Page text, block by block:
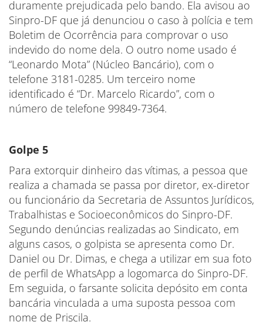
duramente prejudicada pelo bando. Ela avisou ao
Sinpro-DF que já denunciou o caso à polícia e tem
Boletim de Ocorrência para comprovar o uso
indevido do nome dela. O outro nome usado é
“Leonardo Mota” (Núcleo Bancário), com o
telefone 3181-0285. Um terceiro nome
identificado é “Dr. Marcelo Ricardo”, com o
número de telefone 99849-7364.
Golpe 5
Para extorquir dinheiro das vítimas, a pessoa que
realiza a chamada se passa por diretor, ex-diretor
ou funcionário da Secretaria de Assuntos Jurídicos,
Trabalhistas e Socioeconômicos do Sinpro-DF.
Segundo denúncias realizadas ao Sindicato, em
alguns casos, o golpista se apresenta como Dr.
Daniel ou Dr. Dimas, e chega a utilizar em sua foto
de perfil de WhatsApp a logomarca do Sinpro-DF.
Em seguida, o farsante solicita depósito em conta
bancária vinculada a uma suposta pessoa com
nome de Priscila.